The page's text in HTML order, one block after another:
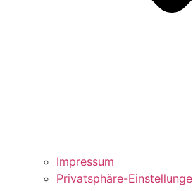
Impressum
Privatsphäre-